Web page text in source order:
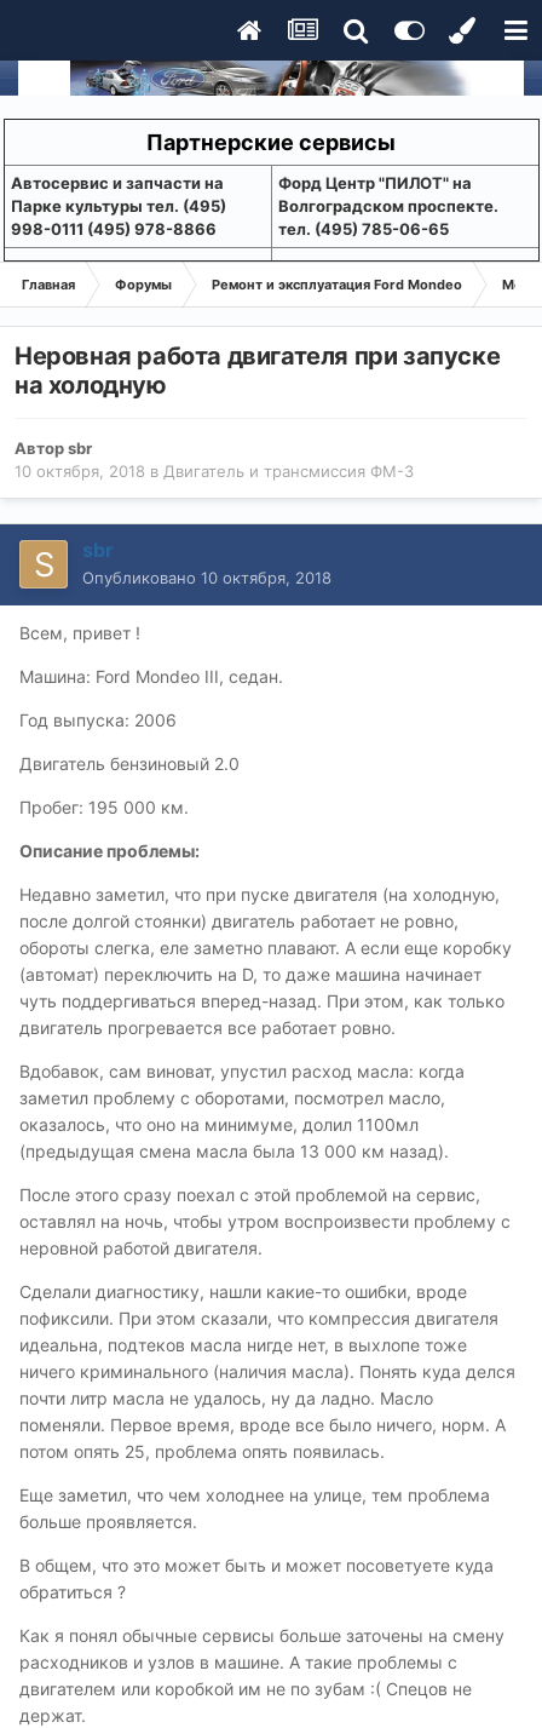
Партнерские сервисы
Aвтосервис и запчасти на
Парке культуры тел. (495)
998-0111 (495) 978-8866
Форд Центр "ПИЛОТ" на
Волгоградском проспекте.
тел. (495) 785-06-65
Главная Форумы Ремонт и эксплуатация Ford Mondeo
Неровная работа двигателя при запуске
на холодную
Авторsbr
10 октября, 2018 в Двигатель и трансмиссия ФМ-3
sbr
Опубликовано 10 октября, 2018
Всем, привет !
Машина: Ford Mondeo III, седан.
Год выпуска: 2006
Двигатель бензиновый 2.0
Пробег: 195 000 км.
Описание проблемы:
Недавно заметил, что при пуске двигателя (на холодную,
после долгой стоянки) двигатель работает не ровно,
обороты слегка, еле заметно плавают. А если еще коробку
(автомат) переключить на D, то даже машина начинает
чуть поддергиваться вперед-назад. При этом, как только
двигатель прогревается все работает ровно.
Вдобавок, сам виноват, упустил расход масла: когда
заметил проблему с оборотами, посмотрел масло,
оказалось, что оно на минимуме, долил 1100мл
(предыдущая смена масла была 13 000 км назад).
После этого сразу поехал с этой проблемой на сервис,
оставлял на ночь, чтобы утром воспроизвести проблему с
неровной работой двигателя.
Сделали диагностику, нашли какие-то ошибки, вроде
пофиксили. При этом сказали, что компрессия двигателя
идеальна, подтеков масла нигде нет, в выхлопе тоже
ничего криминального (наличия масла). Понять куда делся
почти литр масла не удалось, ну да ладно. Масло
поменяли. Первое время, вроде все было ничего, норм. А
потом опять 25, проблема опять появилась.
Еще заметил, что чем холоднее на улице, тем проблема
больше проявляется.
В общем, что это может быть и может посоветуете куда
обратиться ?
Как я понял обычные сервисы больше заточены на смену
расходников и узлов в машине. А такие проблемы с
двигателем или коробкой им не по зубам :( Спецов не
держат.